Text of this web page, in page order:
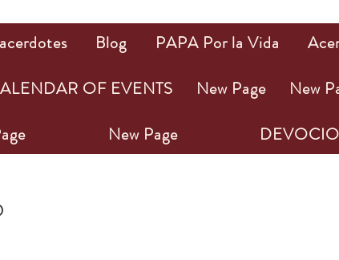
Blog PAPA Por la Vida
OF EVENTS New Page New
New Page